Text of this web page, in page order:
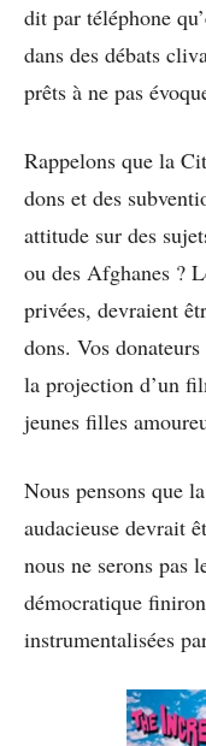
dit par téléphone
dans des débats
prêts à ne pas
Rappelons que la
dons et des
attitude sur des
ou des Afghanes ?
privées, devraient
dons. Vos
la projection d’un
jeunes filles
Nous pensons que
audacieuse devrait
nous ne serons pas
démocratique
instrumentalisées